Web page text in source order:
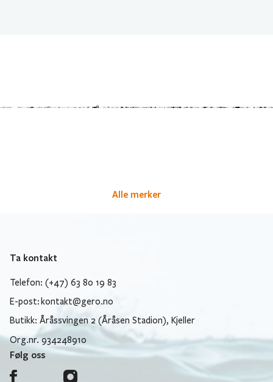
Alle merker
Ta kontakt
Telefon: (+47) 63 80 19 83
E-post: kontakt@gero.no
Butikk: Åråssvingen 2 (Åråsen Stadion), Kjeller
Org.nr. 934248910
Følg oss